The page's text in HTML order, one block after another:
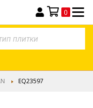
Моя корзина
0
EQ23597